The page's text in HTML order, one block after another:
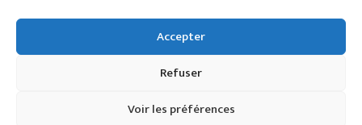
Accepter
Refuser
Voir les préférences
Alex Colin
54220 MALZEVILLE